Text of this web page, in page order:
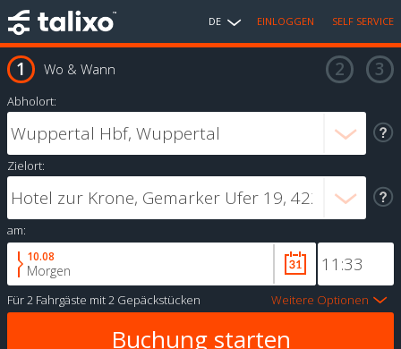
DE EINLOGGEN SELF SERVICE
Wo & Wann
Abholort:
Zielort:
am:
10.08
Morgen
Für2 Fahrgäste mit2 Gepäckstücken Weitere Optionen